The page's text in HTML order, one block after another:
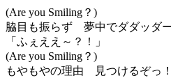
(Are you Smiling？)
脇目も振らず 夢中でダダッダー
「ふぇええ～？！」
(Are you Smiling？)
もやもやの理由 見つけるぞっ！